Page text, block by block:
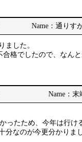
Name：通りす
ました。
合格でしたので、なん
Name：
ったため、今年は行
分なのが今更分かりま